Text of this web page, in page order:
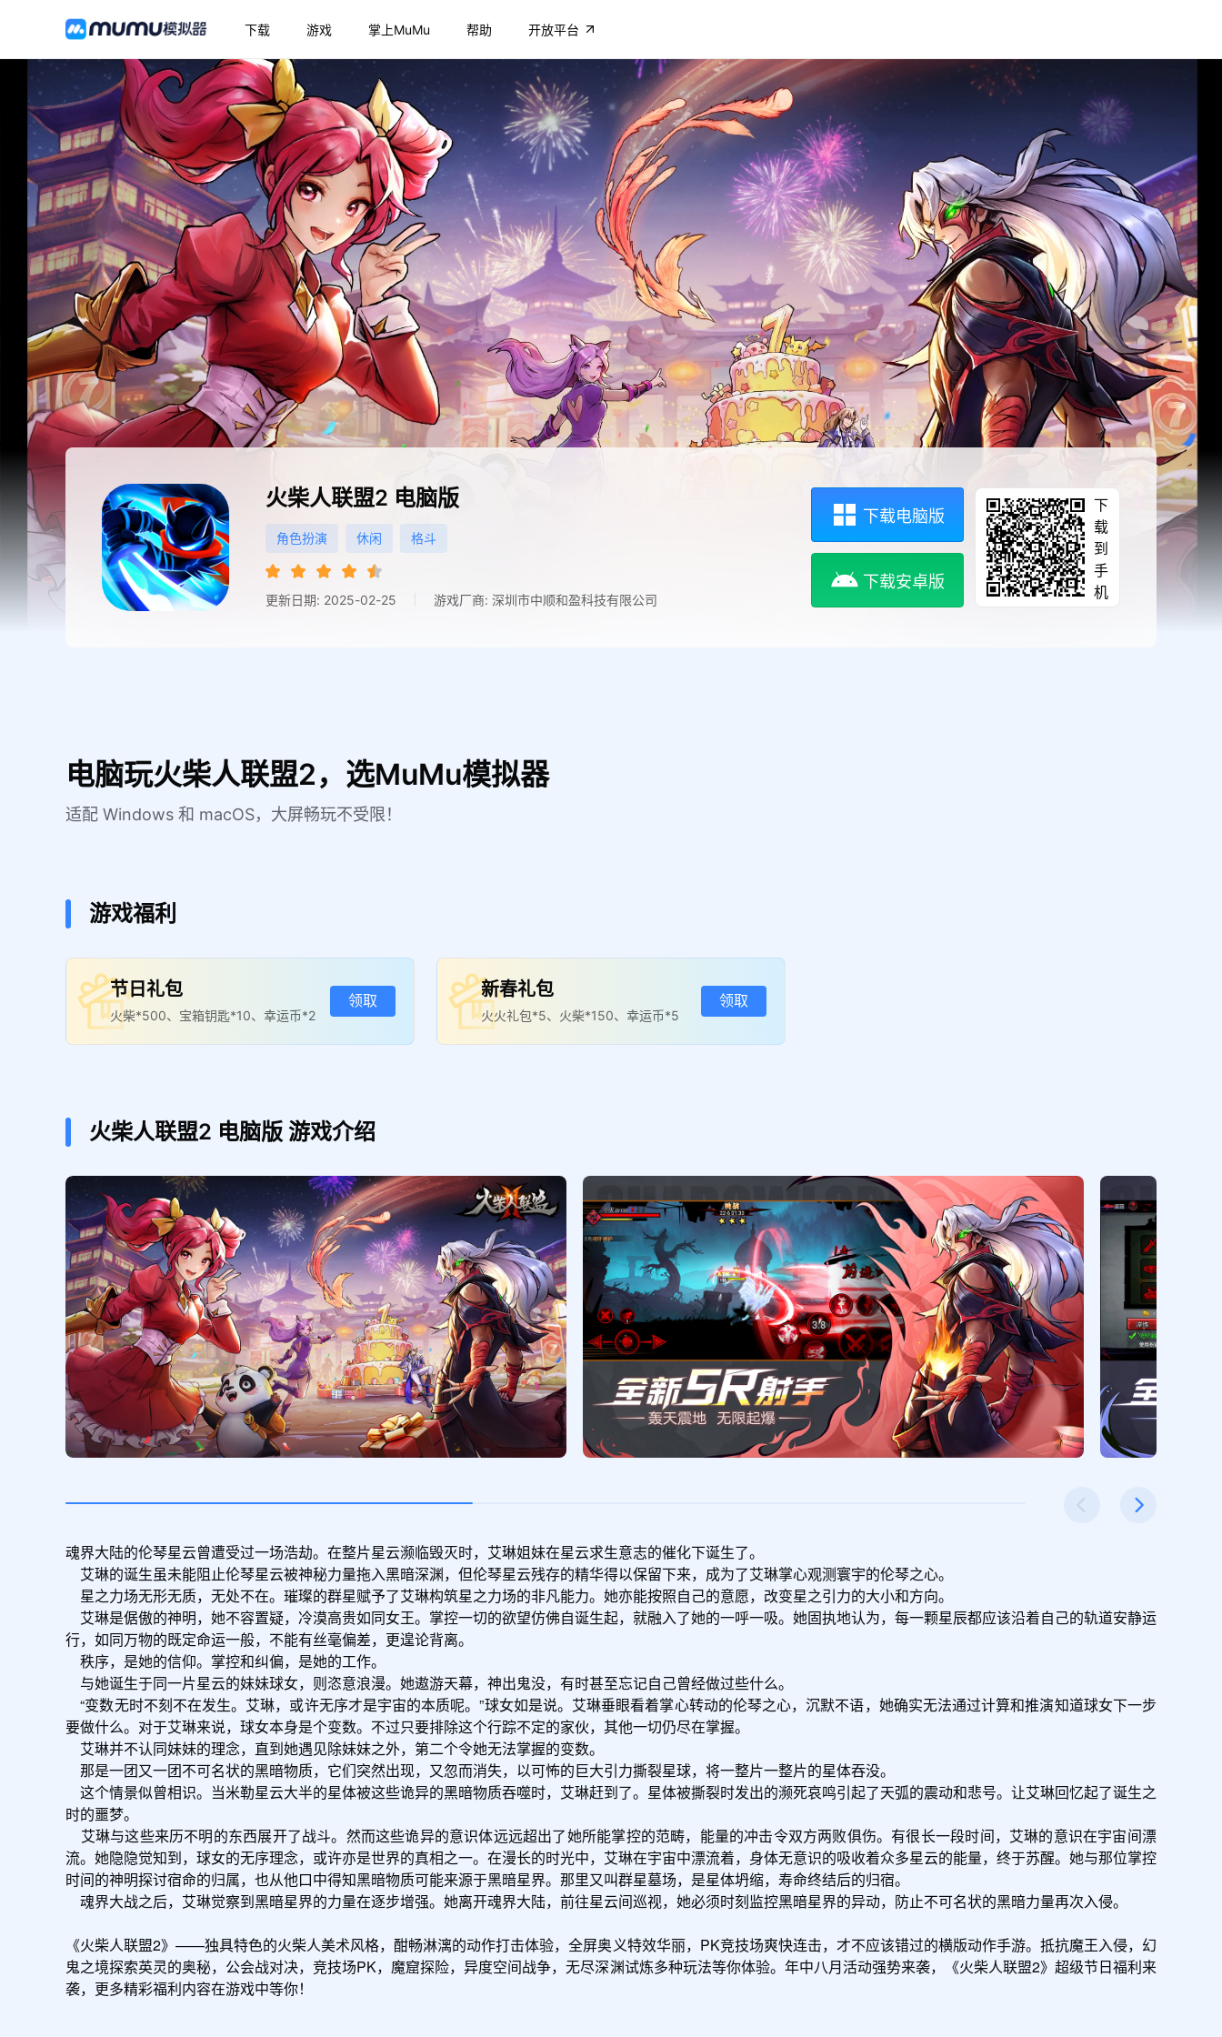
下载 游戏 掌上MuMu 帮助 开放平台
火柴人联盟2 电脑版
角色扮演 休闲 格斗
更新日期: 2025-02-25 游戏厂商: 深圳市中顺和盈科技有限公司
下载电脑版
下载安卓版
下
载
到
手
机
电脑玩火柴人联盟2，选MuMu模拟器
适配 Windows 和 macOS，大屏畅玩不受限！
游戏福利
节日礼包
火柴*500、宝箱钥匙*10、幸运币*2
领取
新春礼包
火火礼包*5、火柴*150、幸运币*5
领取
火柴人联盟2 电脑版 游戏介绍
魂界大陆的伦琴星云曾遭受过一场浩劫。在整片星云濒临毁灭时，艾琳姐妹在星云求生意志的催化下诞生了。
行，如同万物的既定命运一般，不能有丝毫偏差，更遑论背离。
    “变数无时不刻不在发生。艾琳，或许无序才是宇宙的本质呢。”球女如是说。艾琳垂眼看着掌心转动的伦琴之心，沉默不语，她确实无法通过计算和推演知道球女下一步
要做什么。对于艾琳来说，球女本身是个变数。不过只要排除这个行踪不定的家伙，其他一切仍尽在掌握。
时的噩梦。
流。她隐隐觉知到，球女的无序理念，或许亦是世界的真相之一。在漫长的时光中，艾琳在宇宙中漂流着，身体无意识的吸收着众多星云的能量，终于苏醒。她与那位掌控
时间的神明探讨宿命的归属，也从他口中得知黑暗物质可能来源于黑暗星界。那里又叫群星墓场，是星体坍缩，寿命终结后的归宿。
《火柴人联盟2》——独具特色的火柴人美术风格，酣畅淋漓的动作打击体验，全屏奥义特效华丽，PK竞技场爽快连击，才不应该错过的横版动作手游。抵抗魔王入侵，幻
鬼之境探索英灵的奥秘，公会战对决，竞技场PK，魔窟探险，异度空间战争，无尽深渊试炼多种玩法等你体验。年中八月活动强势来袭，《火柴人联盟2》超级节日福利来
袭，更多精彩福利内容在游戏中等你！